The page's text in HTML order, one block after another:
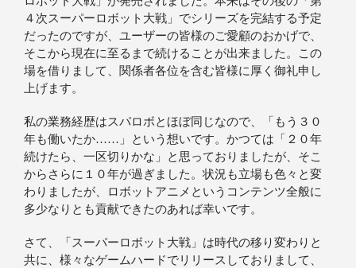
４次スーパーロボット大戦」でシリーズを完結する予定
だったのですが、ユーザーの皆様のご愛顧のおかげで、
そこから現在に至るまで続けることが出来ました。この
場を借りまして、関係者各位を含む皆様に厚く御礼申し
上げます。
私の業務経歴はスパロボとほぼ同じなので、「もう３０
年も働いたか……」という想いです。かつては「２０年
続けたら、一区切りかな」と思っておりましたが、そこ
からさらに１０年が過ぎました。状況も立場も色々と変
わりましたが、ロボットアニメというコンテンツ全般に
多少なりとも貢献できたのあれば幸いです。
さて、「スーパーロボット大戦」は時代の移り変わりと
共に、様々なゲームハードでリリースしておりまして、